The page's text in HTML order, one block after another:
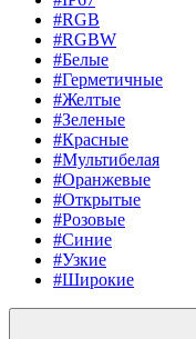
#RGB
#RGBW
#Белые
#Герметичные
#Желтые
#Зеленые
#Красные
#Мультибелая
#Оранжевые
#Открытые
#Розовые
#Синие
#Узкие
#Широкие